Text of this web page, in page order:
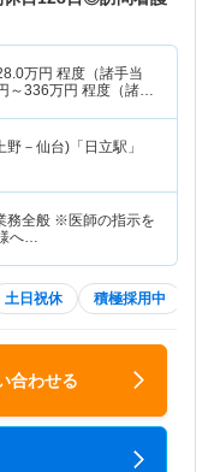
万円 程度（諸手当
～336万円 程度（諸手
野－仙台)「日立駅」
務全般 ※医師の指示を
へ…
土日祝休 積極採用中
合わせる